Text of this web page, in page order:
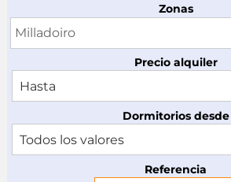
Zonas
Milladoiro
Precio alquiler
Dormitorios desde
Referencia